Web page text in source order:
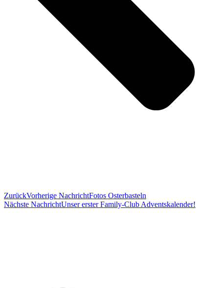
ZurückVorherige NachrichtFotos Osterbasteln
Nächste NachrichtUnser erster Family-Club Adventskalender!